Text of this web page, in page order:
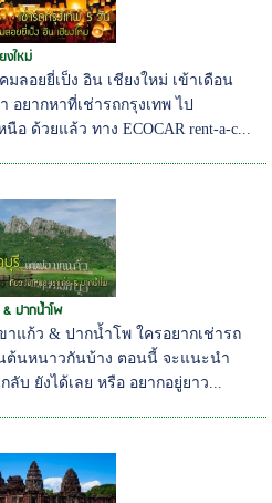
งใหม่
มลอยยี่เป็ง อิน เชียงใหม่ เข้าเดือน
ยากหาที่เช่ารถกรุงเทพ ไป
อ ด้วยแล้ว ทาง ECOCAR rent-a-c...
& ปากน้ำโพ
าแก้ว & ปากน้ำโพ ใครอยากเช่ารถ
ต้นหนาวกันบ้าง ตอนนี้ จะแนะนำ
ลับ ยังได้เลย หรือ อยากอยู่ยาว...